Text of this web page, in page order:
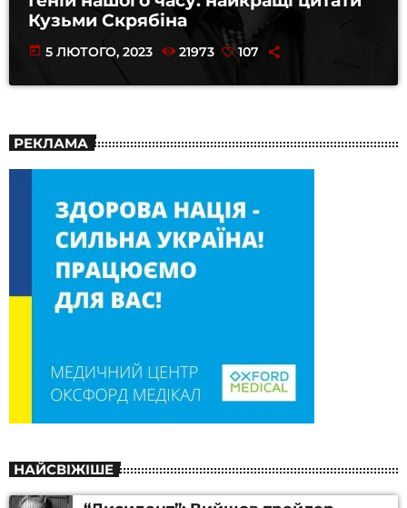
Кузьми Скрябіна
today 5 ЛЮТОГО, 2023 21973 107
РЕКЛАМА
НАЙСВІЖІШЕ